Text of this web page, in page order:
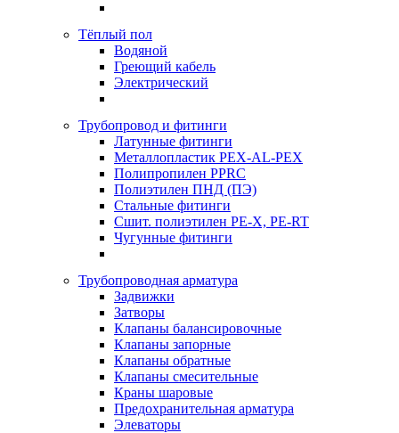
Тёплый пол
Водяной
Греющий кабель
Электрический
Трубопровод и фитинги
Латунные фитинги
Металлопластик PEX-AL-PEX
Полипропилен PPRC
Полиэтилен ПНД (ПЭ)
Стальные фитинги
Сшит. полиэтилен PE-X, PE-RT
Чугунные фитинги
Трубопроводная арматура
Задвижки
Затворы
Клапаны балансировочные
Клапаны запорные
Клапаны обратные
Клапаны смесительные
Краны шаровые
Предохранительная арматура
Элеваторы